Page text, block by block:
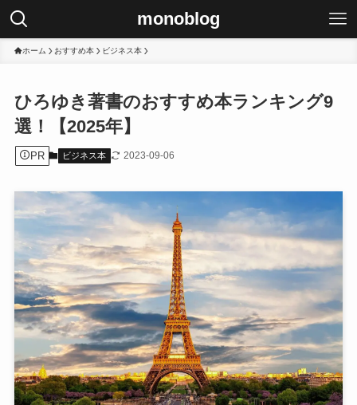
monoblog
ホーム おすすめ本 ビジネス本
ひろゆき著書のおすすめ本ランキング9
選！【2025年】
PR ビジネス本 2023-09-06